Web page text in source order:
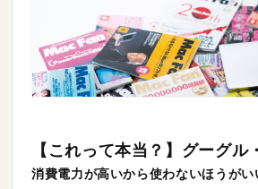
【これって本当？】グーグル
消費電力が高いから使わないほうがい